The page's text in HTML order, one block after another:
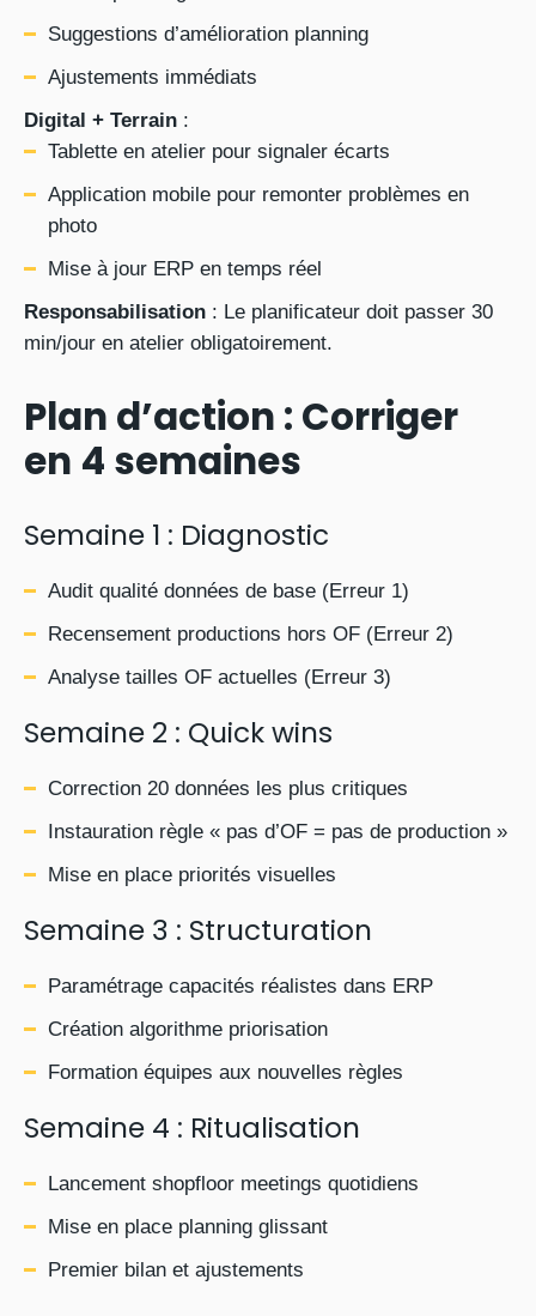
Suggestions d’amélioration planning
Ajustements immédiats
Digital + Terrain :
Tablette en atelier pour signaler écarts
Application mobile pour remonter problèmes en
photo
Mise à jour ERP en temps réel
Responsabilisation : Le planificateur doit passer 30
min/jour en atelier obligatoirement.
Plan d’action : Corriger
en 4 semaines
Semaine 1 : Diagnostic
Audit qualité données de base (Erreur 1)
Recensement productions hors OF (Erreur 2)
Analyse tailles OF actuelles (Erreur 3)
Semaine 2 : Quick wins
Correction 20 données les plus critiques
Instauration règle « pas d’OF = pas de production »
Mise en place priorités visuelles
Semaine 3 : Structuration
Paramétrage capacités réalistes dans ERP
Création algorithme priorisation
Formation équipes aux nouvelles règles
Semaine 4 : Ritualisation
Lancement shopfloor meetings quotidiens
Mise en place planning glissant
Premier bilan et ajustements